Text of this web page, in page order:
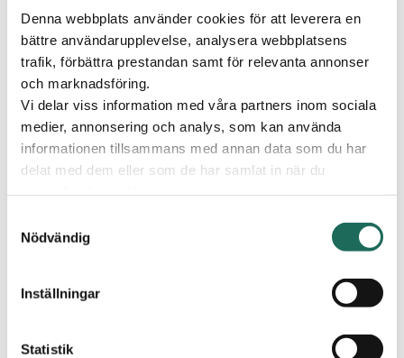
Denna webbplats använder cookies för att leverera en
bättre användarupplevelse, analysera webbplatsens
trafik, förbättra prestandan samt för relevanta annonser
och marknadsföring.
Vi delar viss information med våra partners inom sociala
medier, annonsering och analys, som kan använda
informationen tillsammans med annan data som du har
delat med dem eller som de har samlat in när du
Nödvändig
Inställningar
Statistik
Publicerad25 februari 2026
KOMPISKLUBB MED
Välkommen att besöka Dripp & Dropps
Vi pysslar och passar på att testa vår egna variant av
Tid:
12,00-16,00
Plats:
C4 Shopping